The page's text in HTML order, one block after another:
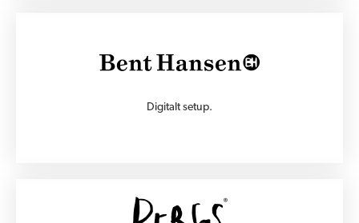
Digitalt setup.